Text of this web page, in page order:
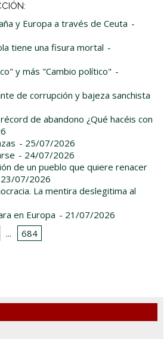
y Europa a través de Ceuta -
tiene una fisura mortal -
y más "Cambio político" -
de corrupción y bajeza sanchista
de abandono ¿Qué hacéis con
- 25/07/2026
- 24/07/2026
de un pueblo que quiere renacer
07/2026
La mentira deslegitima al
en Europa - 21/07/2026
... 684